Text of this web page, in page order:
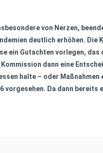
von Nerzen,
deutlich erhöhen. Die
ein Gutachten vorlegen, das
dann eine
halte – oder
Da dann bereits